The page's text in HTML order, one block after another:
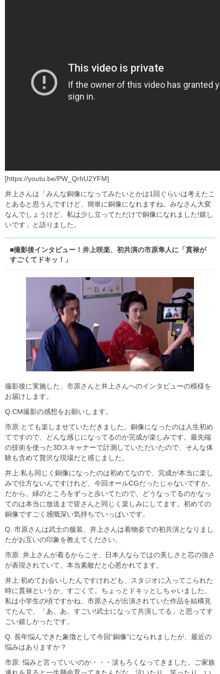
[https://youtu.be/PW_QrhU2YFM]
井上さんは「みんな銅像になってみたいとかは1回ぐらいは考えたこ
とあると思うんですけど、簡単に銅像になれますね。みなさん大変
なんでしょうけど、私は少し立ってただけで銅像になれました!嬉し
いです」と語りました。
■撮影後インタビュー！井上咲楽、初共演の市原隼人に「貫禄が
すごくてドキッ！」
撮影後に実施した、市原さんと井上さんへのインタビューの模様を
お届けします。
Q.CM撮影の感想をお願いします。
市原:とても楽しませていただきました。銅像になったのは人生初め
てですので、どんな感じになってるのか完成が楽しみです。最先端
の技術を使った3Dスキャナーで計測していただいたので、そんな体
験も含めて贅沢な現場だと感じました。
井上:私も同じく銅像になったのは初めてなので、完成が本当に楽し
みで仕方ないんですけれど、今回オールCGだったじゃないですか。
だから、緑のところをずっと歩いてたので、どうなってるのかなっ
てのは本当に放送まで皆さんと同じく楽しみにしてます。初めての
銅像ですごく感慨深い気持ちでいっぱいです。
Q. 市原さんは武士の服装、井上さんは着物姿での初共演となりまし
たがお互いの印象を教えてください。
市原: 井上さんが着るからこそ、日本人ならではの美しさと芯の強さ
が表現されていて、本当素敵だと心惹かれてます。
井上:初めてお会いしたんですけれども、スタジオに入ってこられた
時に貫禄というか、すごくて。ちょっとドキッとしちゃいました。
私は小学生の頃ですかね、市原さんが出演されていた作品を結構見
てたんで、「あ、あ、すごい!武士になって共演してる」と思ってす
ごい嬉しかったです。
Q. 長年悩んできた象徴として今回“銅像”になられましたが、最近の
悩みはありますか？
市原: 悩みと言っていいのか・・・涙もろくなってきました。ご家族